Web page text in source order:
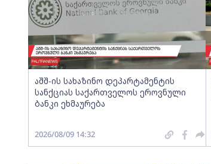
აშშ-ის სახაზინო დეპარტამენტის
სანქციას საქართველოს ეროვნული
ბანკი ეხმაურება
2026/08/09 14:32